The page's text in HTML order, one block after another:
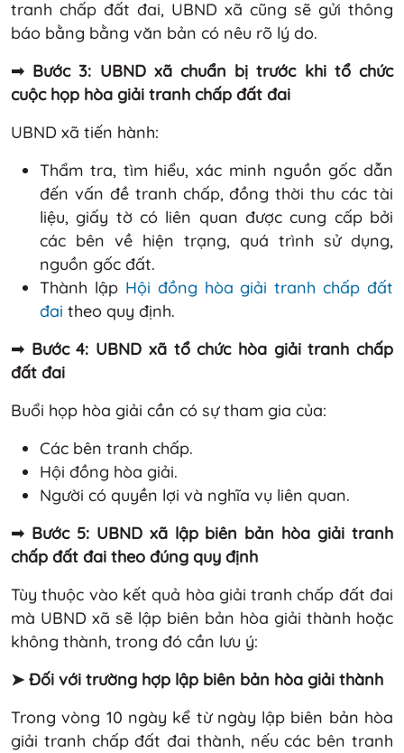
tranh chấp đất đai, UBND xã cũng sẽ gửi thông
báo bằng bằng văn bản có nêu rõ lý do.
➟ Bước 3: UBND xã chuẩn bị trước khi tổ chức
cuộc họp hòa giải tranh chấp đất đai
UBND xã tiến hành:
Thẩm tra, tìm hiểu, xác minh nguồn gốc dẫn
đến vấn đề tranh chấp, đồng thời thu các tài
liệu, giấy tờ có liên quan được cung cấp bởi
các bên về hiện trạng, quá trình sử dụng,
nguồn gốc đất.
Thành lập Hội đồng hòa giải tranh chấp đất
đai theo quy định.
➟ Bước 4: UBND xã tổ chức hòa giải tranh chấp
đất đai
Buổi họp hòa giải cần có sự tham gia của:
Các bên tranh chấp.
Hội đồng hòa giải.
Người có quyền lợi và nghĩa vụ liên quan.
➟ Bước 5: UBND xã lập biên bản hòa giải tranh
chấp đất đai theo đúng quy định
Tùy thuộc vào kết quả hòa giải tranh chấp đất đai
mà UBND xã sẽ lập biên bản hòa giải thành hoặc
không thành, trong đó cần lưu ý:
➤ Đối với trường hợp lập biên bản hòa giải thành
Trong vòng 10 ngày kể từ ngày lập biên bản hòa
giải tranh chấp đất đai thành, nếu các bên tranh